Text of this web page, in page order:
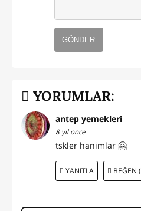
GÖNDER
YORUMLAR:
antep yemekleri
8 yıl önce
tskler hanimlar 🤗
YANITLA BEĞEN